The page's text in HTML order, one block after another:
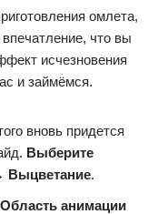
омлета,
что вы
исчезновения
и займёмся.
вновь придется
Выберите
Выцветание.
Область анимации